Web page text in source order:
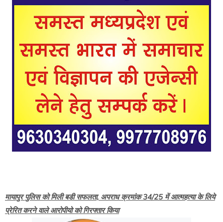
मायापुर पुलिस को मिली बडी सफलता, अपराध क्रमांक 34/25 में आत्महत्या के लिये
प्रेरित करने वाले आरोपीयो को गिरफ्तार किया